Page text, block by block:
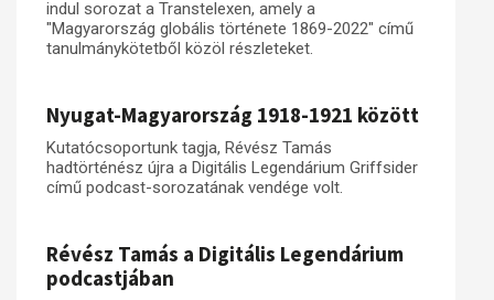
Adatbázis
Emlékművek (feltöltés alatt)
Visszhang
Kapcsolat
Trianon-kommentár
Dokumentumok
Műhelymunkák
indul sorozat a Transtelexen, amely a
"Magyarország globális története 1869-2022" című
tanulmánykötetből közöl részleteket.
Nyugat-Magyarország 1918-1921 között
Kutatócsoportunk tagja, Révész Tamás
hadtörténész újra a Digitális Legendárium Griffsider
című podcast-sorozatának vendége volt.
Révész Tamás a Digitális Legendárium
podcastjában